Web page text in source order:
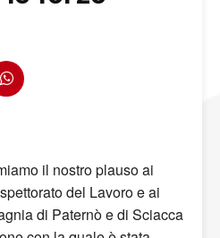
il nostro plauso ai
del Lavoro e ai
di Paternò e di Sciacca